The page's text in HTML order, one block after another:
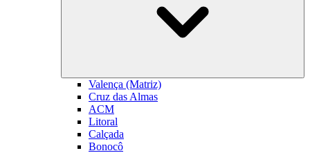
Valença (Matriz)
Cruz das Almas
ACM
Litoral
Calçada
Bonocô